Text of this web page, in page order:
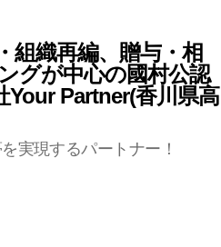
組織再編、贈与・相
グが中心の國村公認
Your Partner(香川県高
実現するパートナー！